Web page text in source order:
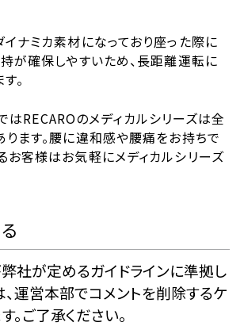
ナミカ素材になっており座った際に
が確保しやすいため、長距離運転に
。
RECAROのメディカルシリーズは全
ます。腰に違和感や腰痛をお持ちで
お客様はお気軽にメディカルシリーズ
社が定めるガイドラインに準拠し
運営本部でコメントを削除するケ
。ご了承ください。